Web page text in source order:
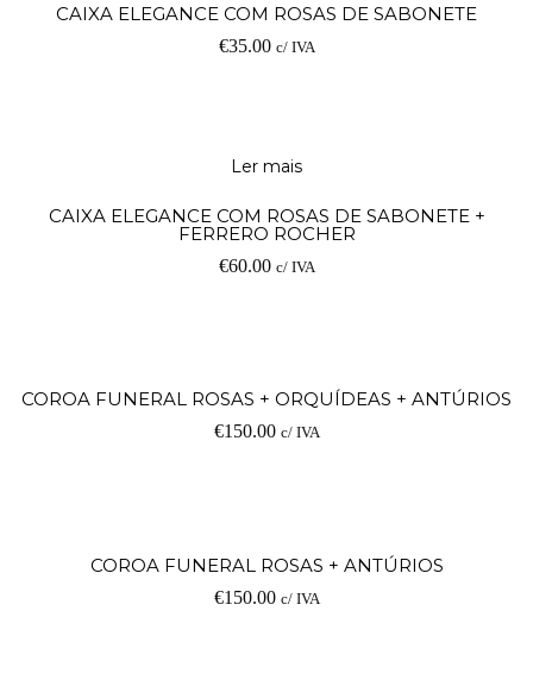
CAIXA ELEGANCE COM ROSAS DE SABONETE
€35.00 c/ IVA
Ler mais
CAIXA ELEGANCE COM ROSAS DE SABONETE +
FERRERO ROCHER
€60.00 c/ IVA
COROA FUNERAL ROSAS + ORQUÍDEAS + ANTÚRIOS
€150.00 c/ IVA
COROA FUNERAL ROSAS + ANTÚRIOS
€150.00 c/ IVA